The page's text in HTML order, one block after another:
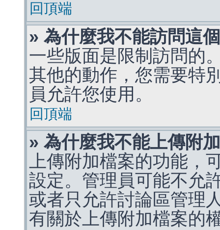
回頂端
» 為什麼我不能訪問這
一些版面是限制訪問的
其他的動作，您需要特
員允許您使用。
回頂端
» 為什麼我不能上傳附
上傳附加檔案的功能，
設定。管理員可能不允
或者只允許討論區管理
有關於上傳附加檔案的